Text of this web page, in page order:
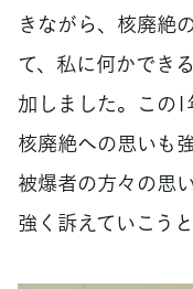
きながら、核廃絶
て、私に何かでき
加しました。この
核廃絶への思いも
被爆者の方々の思
強く訴えていこう